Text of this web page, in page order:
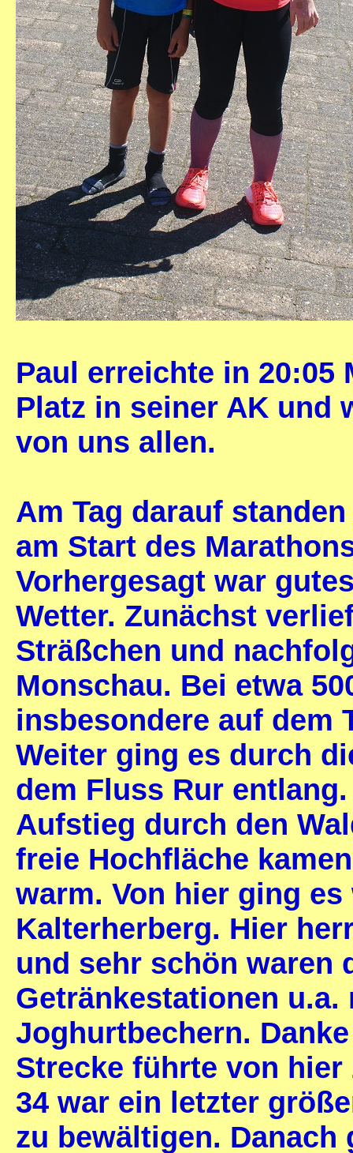
Paul erreichte in 20:05
Platz in seiner AK und
von uns allen.
Am Tag darauf
am Start des
Vorhergesagt war
Wetter. Zunächst
Sträßchen und
Monschau. Bei etwa
insbesondere auf dem
Weiter ging es durch
dem Fluss Rur
Aufstieg durch den
freie Hochfläche
warm. Von hier ging
Kalterherberg. Hier
und sehr schön waren
Getränkestationen
Joghurtbechern.
Strecke führte von
34 war ein letzter
zu bewältigen.